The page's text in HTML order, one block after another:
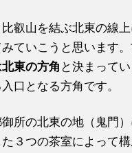
叡山を結ぶ北東の線
ていこうと思います
北東の方角 と決まって
口となる方角です。
所の北東の地（鬼門
３つの茶室によって